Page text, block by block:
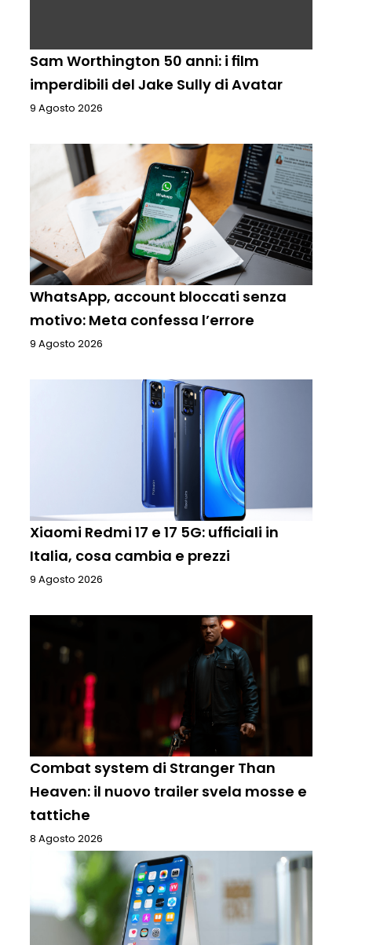
Sam Worthington 50 anni: i film
imperdibili del Jake Sully di Avatar
9 Agosto 2026
WhatsApp, account bloccati senza
motivo: Meta confessa l’errore
9 Agosto 2026
Xiaomi Redmi 17 e 17 5G: ufficiali in
Italia, cosa cambia e prezzi
9 Agosto 2026
Combat system di Stranger Than
Heaven: il nuovo trailer svela mosse e
tattiche
8 Agosto 2026